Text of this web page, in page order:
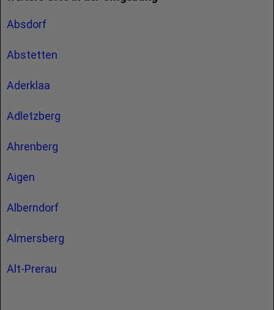
Absdorf
Abstetten
Aderklaa
Adletzberg
Ahrenberg
Aigen
Alberndorf
Almersberg
Alt-Prerau